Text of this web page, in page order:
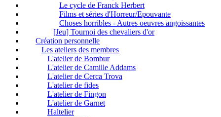
Le cycle de Franck Herbert
Films et séries d'Horreur/Epouvante
Choses horribles - Autres oeuvres angoissantes
[Jeu] Tournoi des chevaliers d'or
Création personnelle
Les ateliers des membres
L'atelier de Bombur
L'atelier de Camille Addams
L'atelier de Cerca Trova
L'atelier de fides
L'atelier de Fingon
L'atelier de Garnet
Haltelier